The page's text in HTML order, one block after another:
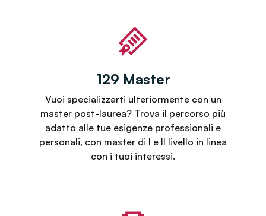
129 Master
Vuoi specializzarti ulteriormente con un
master post-laurea? Trova il percorso più
adatto alle tue esigenze professionali e
personali, con master di I e II livello in linea
con i tuoi interessi.